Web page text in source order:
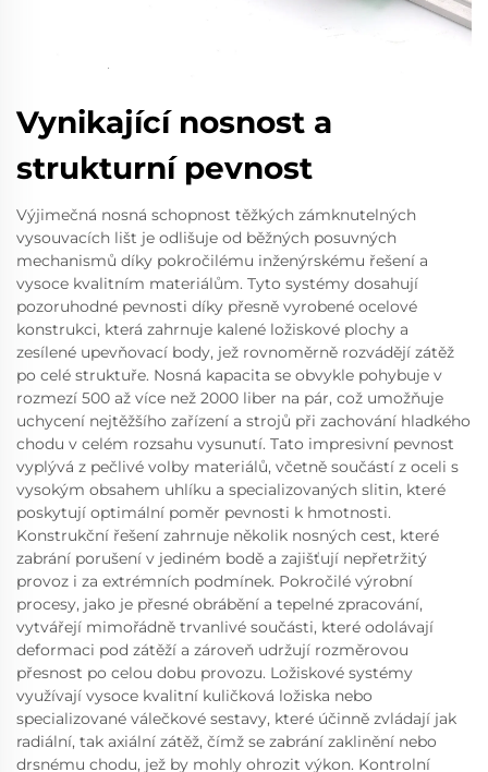
Vynikající nosnost a
strukturní pevnost
Výjimečná nosná schopnost těžkých zámknutelných
vysouvacích lišt je odlišuje od běžných posuvných
mechanismů díky pokročilému inženýrskému řešení a
vysoce kvalitním materiálům. Tyto systémy dosahují
pozoruhodné pevnosti díky přesně vyrobené ocelové
konstrukci, která zahrnuje kalené ložiskové plochy a
zesílené upevňovací body, jež rovnoměrně rozvádějí zátěž
po celé struktuře. Nosná kapacita se obvykle pohybuje v
rozmezí 500 až více než 2000 liber na pár, což umožňuje
uchycení nejtěžšího zařízení a strojů při zachování hladkého
chodu v celém rozsahu vysunutí. Tato impresivní pevnost
vyplývá z pečlivé volby materiálů, včetně součástí z oceli s
vysokým obsahem uhlíku a specializovaných slitin, které
poskytují optimální poměr pevnosti k hmotnosti.
Konstrukční řešení zahrnuje několik nosných cest, které
zabrání porušení v jediném bodě a zajišťují nepřetržitý
provoz i za extrémních podmínek. Pokročilé výrobní
procesy, jako je přesné obrábění a tepelné zpracování,
vytvářejí mimořádně trvanlivé součásti, které odolávají
deformaci pod zátěží a zároveň udržují rozměrovou
přesnost po celou dobu provozu. Ložiskové systémy
využívají vysoce kvalitní kuličková ložiska nebo
specializované válečkové sestavy, které účinně zvládají jak
radiální, tak axiální zátěž, čímž se zabrání zaklinění nebo
drsnému chodu, jež by mohly ohrozit výkon. Kontrolní